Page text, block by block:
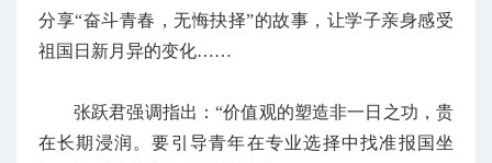
分享“奋斗青春，无悔抉择”的故事，让学子亲身感受
祖国日新月异的变化……
张跃君强调指出：“价值观的塑造非一日之功，贵
在长期浸润。要引导青年在专业选择中找准报国坐